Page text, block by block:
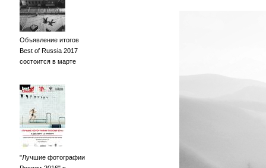
Объявление итогов
Best of Russia 2017
состоится в марте
"Лучшие фотографии